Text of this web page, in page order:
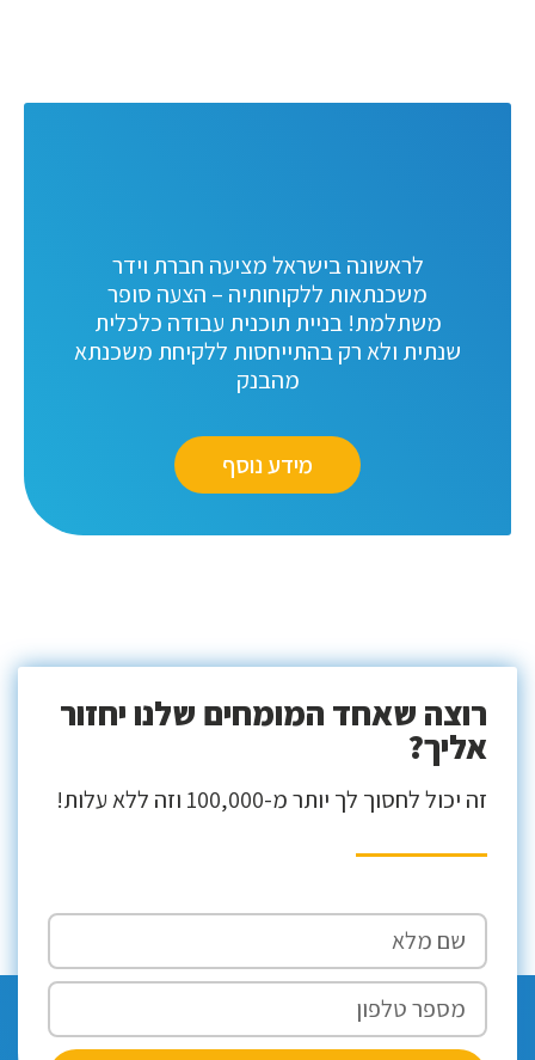
לראשונה בישראל מציעה חברת וידר
משכנתאות ללקוחותיה – הצעה סופר
משתלמת! בניית תוכנית עבודה כלכלית
שנתית ולא רק בהתייחסות ללקיחת משכנתא
מהבנק
מידע נוסף
רוצה שאחד המומחים שלנו יחזור
אליך?
זה יכול לחסוך לך יותר מ-100,000 וזה ללא עלות!